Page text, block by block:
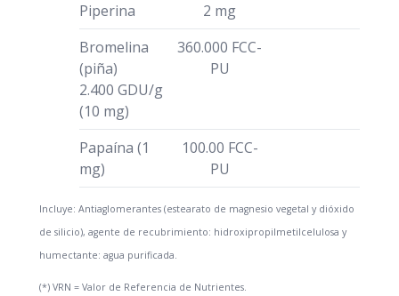
Piperina
2 mg
Bromelina
(piña)
2.400 GDU/g
(10 mg)
360.000 FCC-
PU
Papaína (1
mg)
100.00 FCC-
PU
Incluye: Antiaglomerantes (estearato de magnesio vegetal y dióxido
de silicio), agente de recubrimiento: hidroxipropilmetilcelulosa y
humectante: agua purificada.
(*) VRN = Valor de Referencia de Nutrientes.